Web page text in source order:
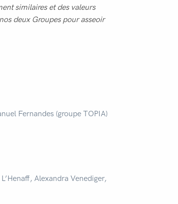
similaires et des valeurs
deux Groupes pour asseoir
Fernandes (groupe TOPIA)
Alexandra Venediger,